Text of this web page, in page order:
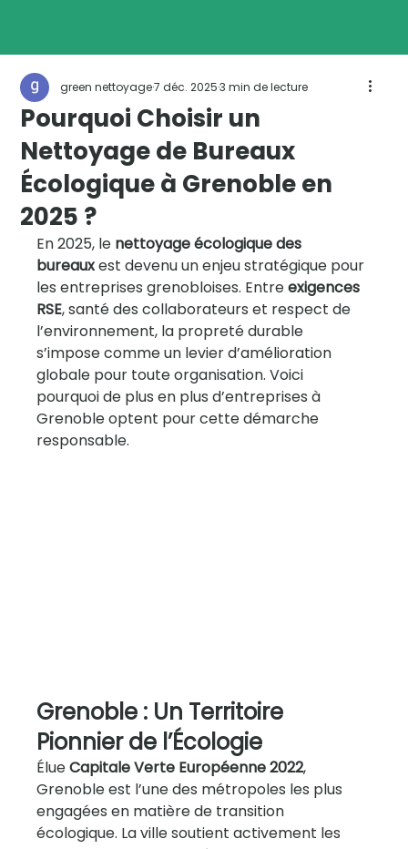
Pourquoi Choisir un
Nettoyage de Bureaux
Écologique à Grenoble en
2025 ?
green nettoyage7 déc. 20253 min de lecture
En 2025, le nettoyage écologique des
bureaux est devenu un enjeu stratégique pour
les entreprises grenobloises. Entre exigences
RSE, santé des collaborateurs et respect de
l’environnement, la propreté durable
s’impose comme un levier d’amélioration
globale pour toute organisation. Voici
pourquoi de plus en plus d’entreprises à
Grenoble optent pour cette démarche
responsable.
Grenoble : Un Territoire
Pionnier de l’Écologie
Élue Capitale Verte Européenne 2022,
Grenoble est l’une des métropoles les plus
engagées en matière de transition
écologique. La ville soutient activement les